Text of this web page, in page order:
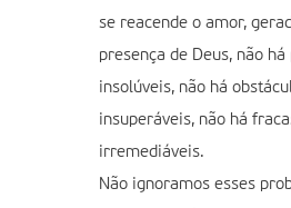
se reacende o amor,
presença de Deus, não
insolúveis, não há
insuperáveis, não há
irremediáveis.
Não ignoramos esses